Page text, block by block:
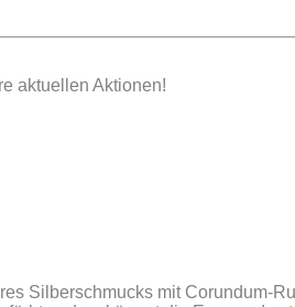
aktuellen Aktionen!
Silberschmucks mit